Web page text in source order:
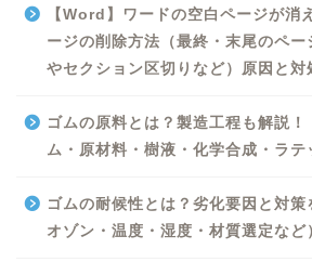
【Word】ワードの空白ページが消
ージの削除方法（最終・末尾のペ
やセクション区切りなど）原因と対
ゴムの原料とは？製造工程も解説
ム・原材料・樹液・化学合成・ラテ
ゴムの耐候性とは？劣化要因と対策
オゾン・温度・湿度・材質選定など